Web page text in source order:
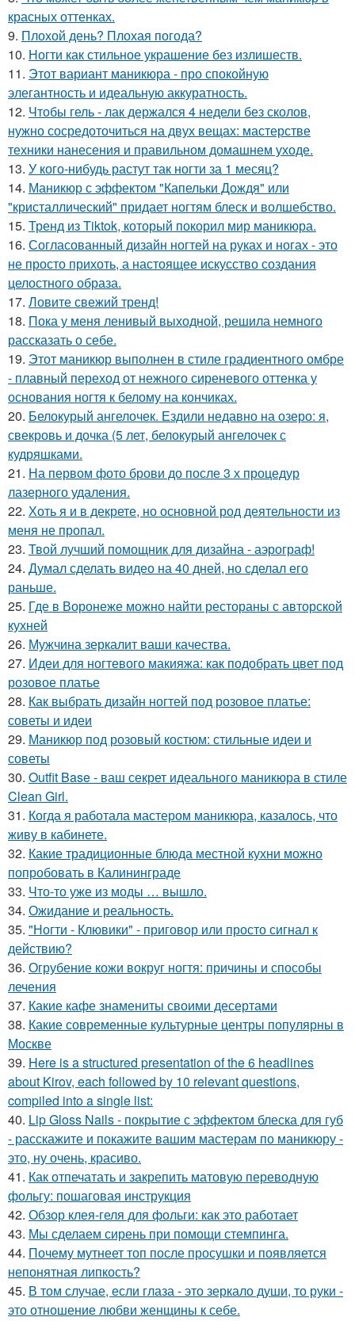
красных оттенках.
9. Плохой день? Плохая погода?
10. Ногти как стильное украшение без излишеств.
11. Этот вариант маникюра - про спокойную
элегантность и идеальную аккуратность.
12. Чтобы гель - лак держался 4 недели без сколов,
нужно сосредоточиться на двух вещах: мастерстве
техники нанесения и правильном домашнем уходе.
13. У кого-нибудь растут так ногти за 1 месяц?
14. Маникюр с эффектом "Капельки Дождя" или
"кристаллический" придает ногтям блеск и волшебство.
15. Тренд из Tiktok, который покорил мир маникюра.
16. Согласованный дизайн ногтей на руках и ногах - это
не просто прихоть, а настоящее искусство создания
целостного образа.
17. Ловите свежий тренд!
18. Пока у меня ленивый выходной, решила немного
рассказать о себе.
19. Этот маникюр выполнен в стиле градиентного омбре
- плавный переход от нежного сиреневого оттенка у
основания ногтя к белому на кончиках.
20. Белокурый ангелочек. Ездили недавно на озеро: я,
свекровь и дочка (5 лет, белокурый ангелочек с
кудряшками.
21. На первом фото брови до после 3 х процедур
лазерного удаления.
22. Хоть я и в декрете, но основной род деятельности из
меня не пропал.
23. Твой лучший помощник для дизайна - аэрограф!
24. Думал сделать видео на 40 дней, но сделал его
раньше.
25. Где в Воронеже можно найти рестораны с авторской
кухней
26. Мужчина зеркалит ваши качества.
27. Идеи для ногтевого макияжа: как подобрать цвет под
розовое платье
28. Как выбрать дизайн ногтей под розовое платье:
советы и идеи
29. Маникюр под розовый костюм: стильные идеи и
советы
30. Outfit Base - ваш секрет идеального маникюра в стиле
Clean Girl.
31. Когда я работала мастером маникюра, казалось, что
живу в кабинете.
32. Какие традиционные блюда местной кухни можно
попробовать в Калининграде
33. Что-то уже из моды … вышло.
34. Ожидание и реальность.
35. "Ногти - Клювики" - приговор или просто сигнал к
действию?
36. Огрубение кожи вокруг ногтя: причины и способы
лечения
37. Какие кафе знамениты своими десертами
38. Какие современные культурные центры популярны в
Москве
39. Here is a structured presentation of the 6 headlines
about Kirov, each followed by 10 relevant questions,
compiled into a single list:
40. Lip Gloss Nails - покрытие с эффектом блеска для губ
- расскажите и покажите вашим мастерам по маникюру -
это, ну очень, красиво.
41. Как отпечатать и закрепить матовую переводную
фольгу: пошаговая инструкция
42. Обзор клея-геля для фольги: как это работает
43. Мы сделаем сирень при помощи стемпинга.
44. Почему мутнеет топ после просушки и появляется
непонятная липкость?
45. В том случае, если глаза - это зеркало души, то руки -
это отношение любви женщины к себе.